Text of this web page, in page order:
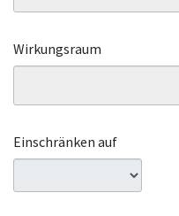
Wirkungsraum
Einschränken auf